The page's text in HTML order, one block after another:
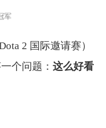
军
2 国际邀请赛）
个问题： 这么好看